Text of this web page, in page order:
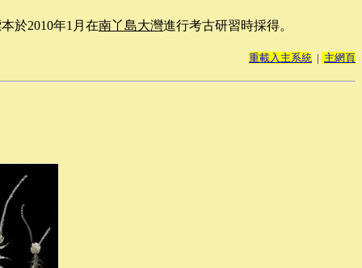
於2010年1月在南丫島大灣進行考古研習時採得。
重載入主系統 | 主網頁